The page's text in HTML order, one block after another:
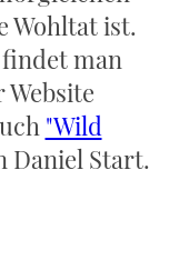
Wohltat ist.
man
"Wild
Daniel Start.